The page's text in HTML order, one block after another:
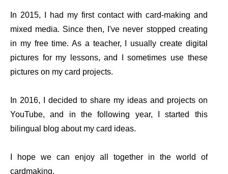
In 2015, I had my first contact with card-making and
mixed media. Since then, I've never stopped creating
in my free time. As a teacher, I usually create digital
pictures for my lessons, and I sometimes use these
pictures on my card projects.
In 2016, I decided to share my ideas and projects on
YouTube, and in the following year, I started this
bilingual blog about my card ideas.
I hope we can enjoy all together in the world of
cardmaking.